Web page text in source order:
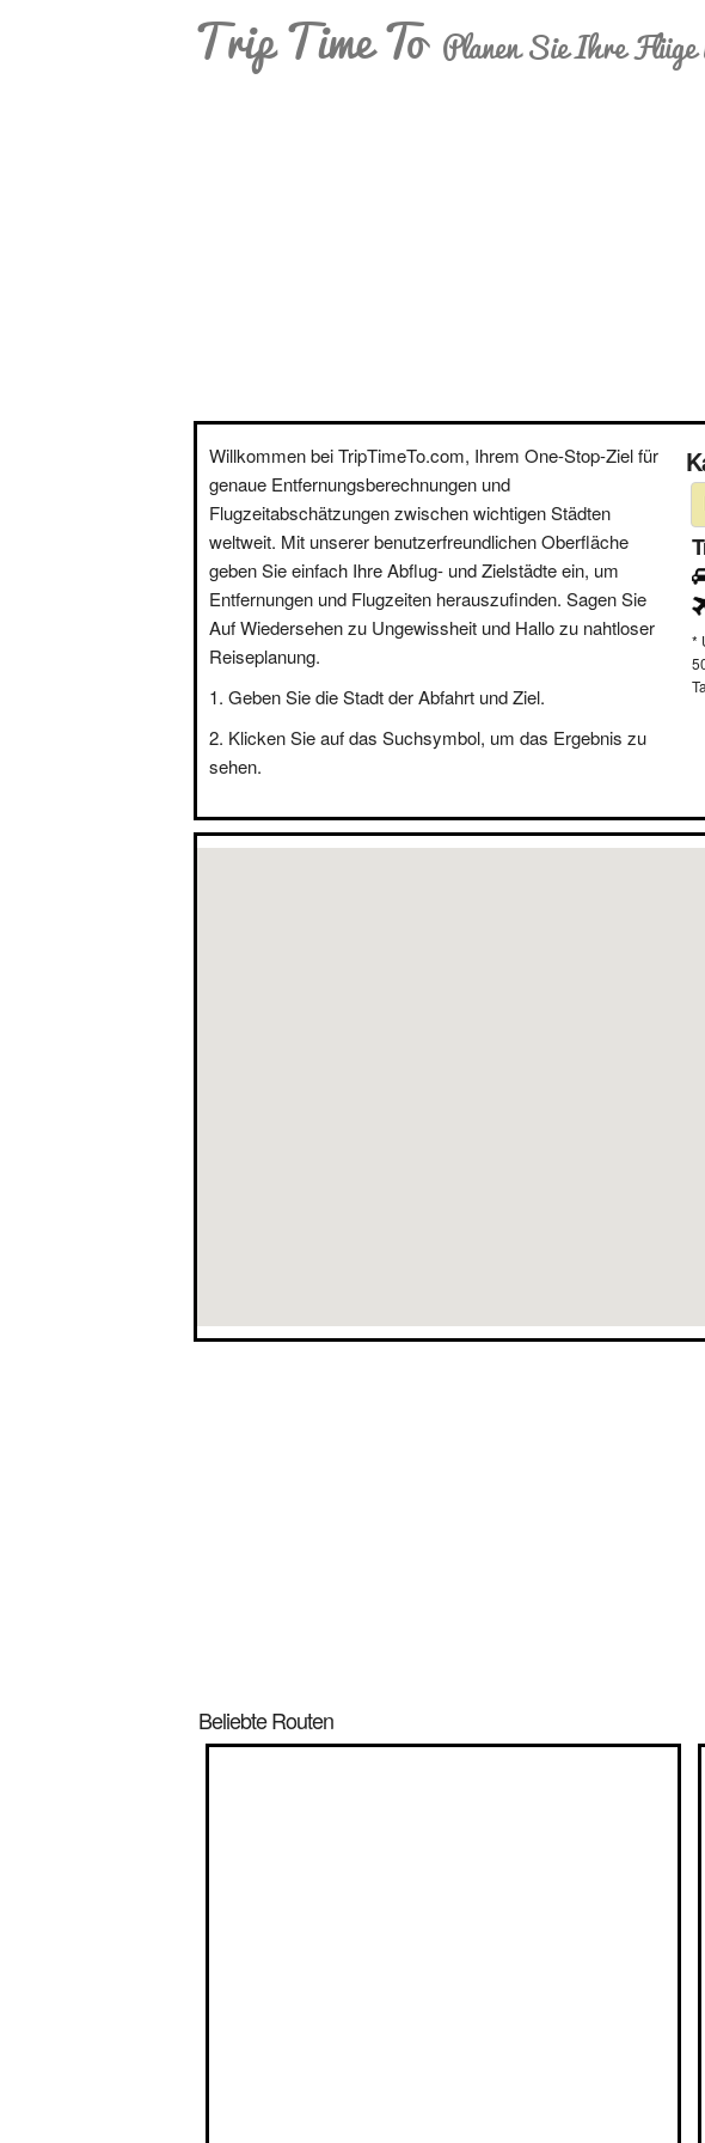
Trip Time To Planen Sie Ihre
Willkommen bei TripTimeTo.com, Ihrem One-Stop-Ziel für
genaue Entfernungsberechnungen und
Flugzeitabschätzungen zwischen wichtigen Städten
weltweit. Mit unserer benutzerfreundlichen Oberfläche
geben Sie einfach Ihre Abflug- und Zielstädte ein, um
Entfernungen und Flugzeiten herauszufinden. Sagen Sie
Auf Wiedersehen zu Ungewissheit und Hallo zu nahtloser
Reiseplanung.
Geben Sie die Stadt der Abfahrt und Ziel.
Klicken Sie auf das Suchsymbol, um das Ergebnis zu
sehen.
*
Beliebte Routen